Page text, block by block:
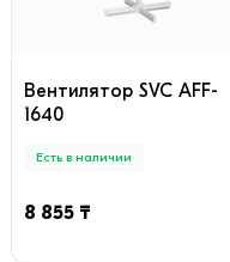
Вентилятор SVC AFF-
1640
Есть в наличии
8 855 ₸